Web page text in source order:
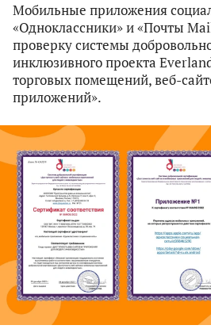
Мобильные приложения
«Одноклассники» и «Почты
проверку системы
инклюзивного проекта
торговых помещений, веб-
приложений».